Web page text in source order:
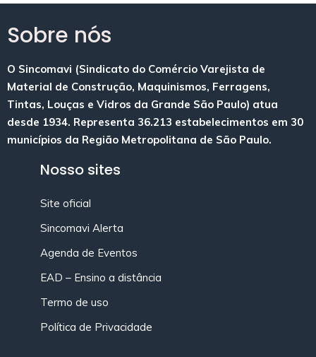
Sobre nós
O Sincomavi (Sindicato do Comércio Varejista de
Material de Construção, Maquinismos, Ferragens,
Tintas, Louças e Vidros da Grande São Paulo) atua
desde 1934. Representa 36.213 estabelecimentos em 30
municípios da Região Metropolitana de São Paulo.
Nosso sites
Site oficial
Sincomavi Alerta
Agenda de Eventos
EAD – Ensino a distância
Termo de uso
Política de Privacidade